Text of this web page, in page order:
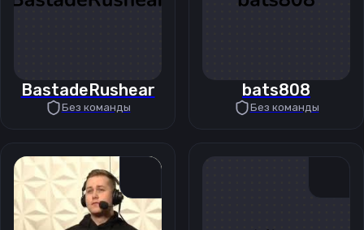
BastadeRushear
Без команды
bats808
Без команды